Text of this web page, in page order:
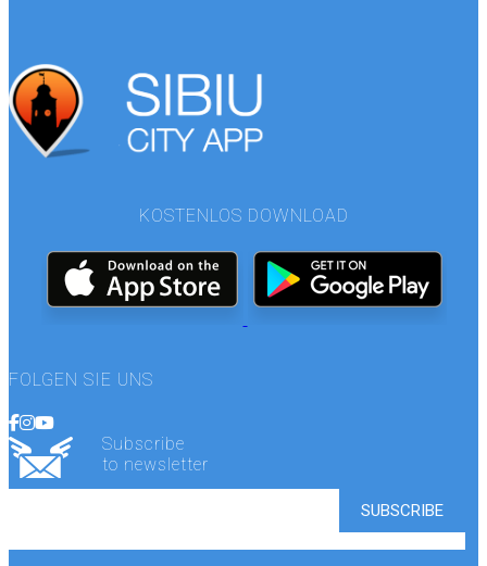
KOSTENLOS DOWNLOAD
FOLGEN SIE UNS
Subscribe
to newsletter